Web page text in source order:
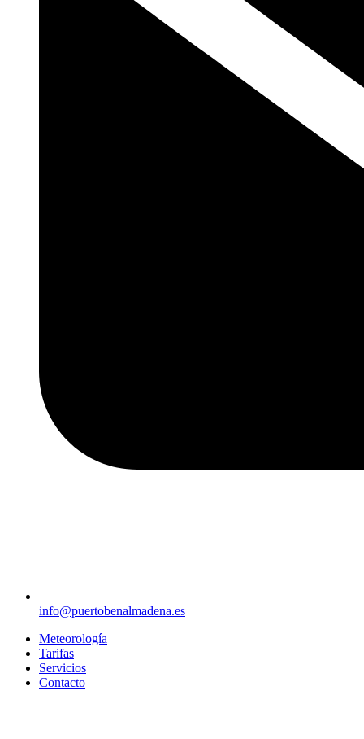
info@puertobenalmadena.es
Meteorología
Tarifas
Servicios
Contacto